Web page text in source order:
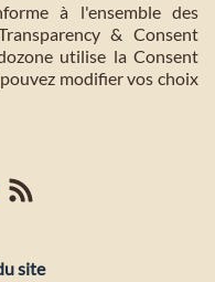
à l'ensemble des
& Consent
utilise la Consent
modifier vos choix
site